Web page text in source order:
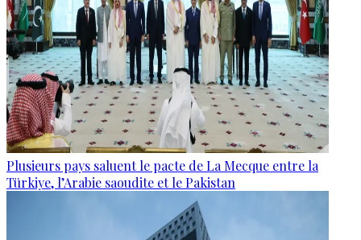
Plusieurs pays saluent le pacte de La Mecque entre la
Türkiye, l’Arabie saoudite et le Pakistan